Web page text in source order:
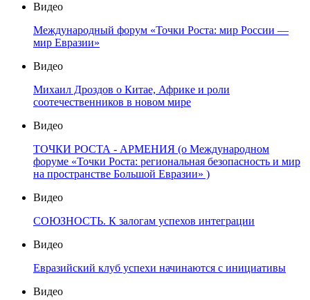
Видео
Международный форум «Точки Роста: мир России —
мир Евразии»
Видео
Михаил Дроздов о Китае, Африке и роли
соотечественников в новом мире
Видео
ТОЧКИ РОСТА - АРМЕНИЯ (о Международном
форуме «Точки Роста: региональная безопасность и мир
на пространстве Большой Евразии» )
Видео
СОЮЗНОСТЬ. К залогам успехов интеграции
Видео
Евразийский клуб успехи начинаются с инициативы
Видео